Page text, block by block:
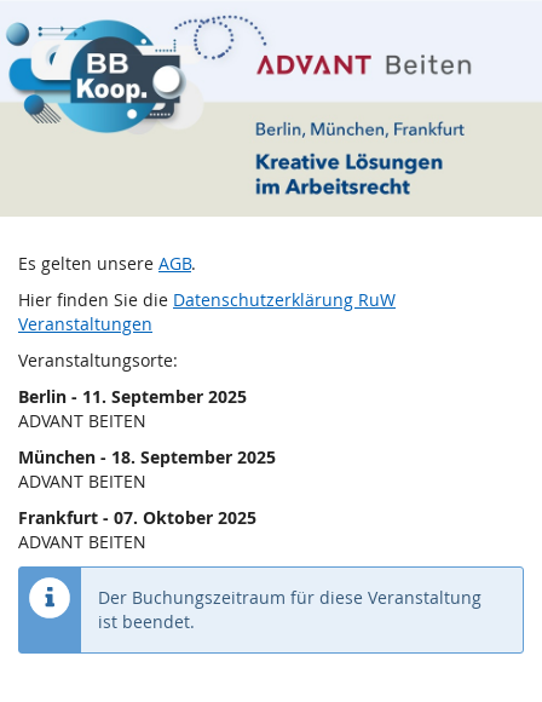
Zum
Haupt-
Inhalt
springen
Kreative
Lösungen
im
2025
Es gelten unsere AGB.
Hier finden Sie die Datenschutzerklärung RuW
Veranstaltungen
Veranstaltungsorte:
Berlin - 11. September 2025
ADVANT BEITEN
München - 18. September 2025
ADVANT BEITEN
Frankfurt - 07. Oktober 2025
ADVANT BEITEN
Der Buchungszeitraum für diese Veranstaltung
ist beendet.